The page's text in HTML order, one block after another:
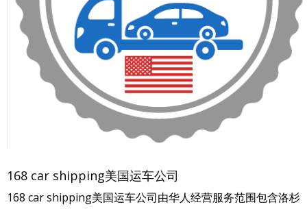
168 car shipping美国运车公司
168 car shipping美国运车公司由华人经营服务范围包含洛杉